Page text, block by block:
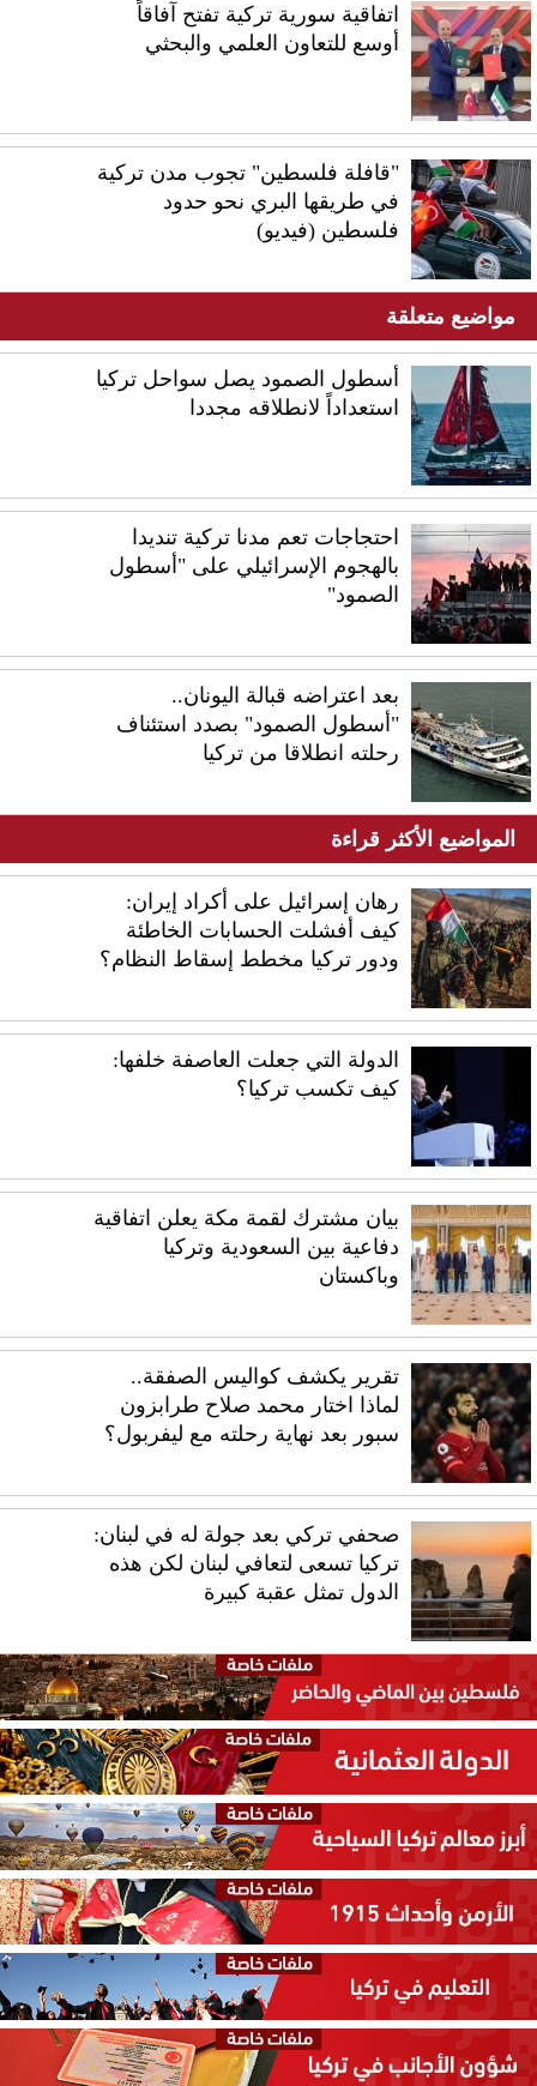
اتفاقية سورية تركية تفتح آفاقاً
أوسع للتعاون العلمي والبحثي
"قافلة فلسطين" تجوب مدن تركية
في طريقها البري نحو حدود
فلسطين (فيديو)
مواضيع متعلقة
أسطول الصمود يصل سواحل تركيا
استعداداً لانطلاقه مجددا
احتجاجات تعم مدنا تركية تنديدا
بالهجوم الإسرائيلي على "أسطول
الصمود"
بعد اعتراضه قبالة اليونان..
"أسطول الصمود" بصدد استئناف
رحلته انطلاقا من تركيا
المواضيع الأكثر قراءة
رهان إسرائيل على أكراد إيران:
كيف أفشلت الحسابات الخاطئة
ودور تركيا مخطط إسقاط النظام؟
الدولة التي جعلت العاصفة خلفها:
كيف تكسب تركيا؟
بيان مشترك لقمة مكة يعلن اتفاقية
دفاعية بين السعودية وتركيا
وباكستان
تقرير يكشف كواليس الصفقة..
لماذا اختار محمد صلاح طرابزون
سبور بعد نهاية رحلته مع ليفربول؟
صحفي تركي بعد جولة له في لبنان:
تركيا تسعى لتعافي لبنان لكن هذه
الدول تمثل عقبة كبيرة